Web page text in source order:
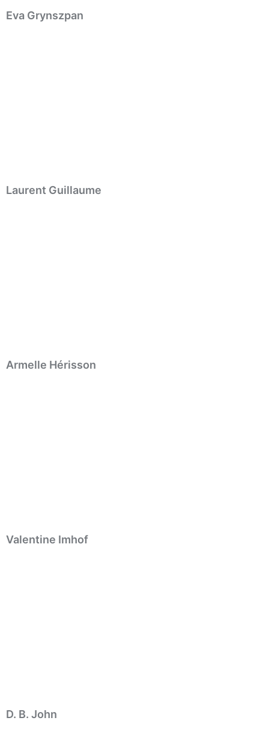
Eva Grynszpan
Laurent Guillaume
Armelle Hérisson
Valentine Imhof
D. B. John